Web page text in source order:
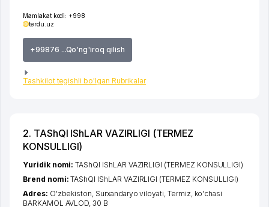
Mamlakat kodi: +998
terdu.uz
+99876 ...Qo'ng'iroq qilish
Tashkilot tegishli bo'lgan Rubrikalar
2. TAShQI IShLAR VAZIRLIGI (TERMEZ
KONSULLIGI)
Yuridik nomi:TAShQI IShLAR VAZIRLIGI (TERMEZ KONSULLIGI)
Brend nomi:TAShQI IShLAR VAZIRLIGI (TERMEZ KONSULLIGI)
Adres: O'zbekiston, Surxandaryo viloyati, Termiz, ko'chasi
BARKAMOL AVLOD, 30 B